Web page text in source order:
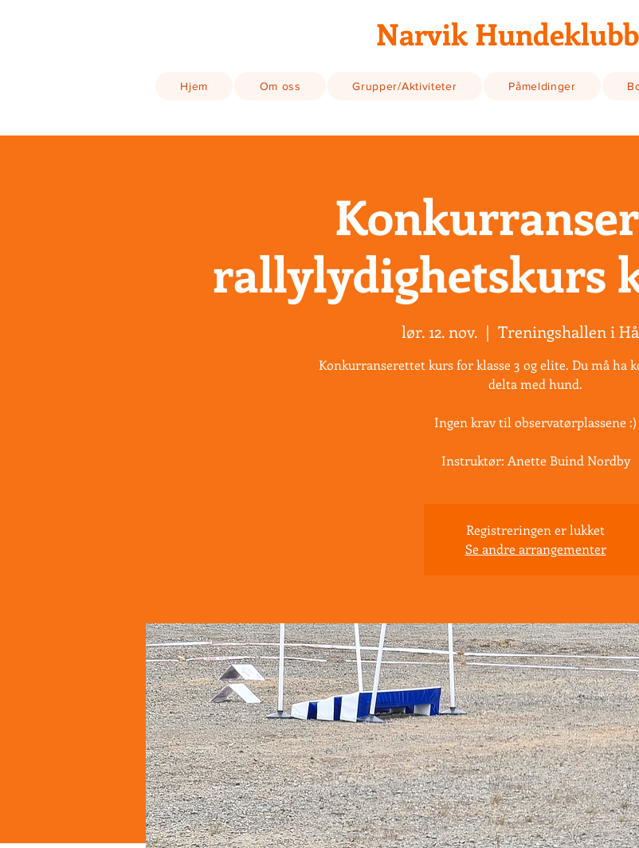
Narvik Hundeklubb
Hjem Om oss Grupper/Aktiviteter Påmeldinger
rallylydighetskurs
lør. 12. nov.
  |
Treningshallen i
Konkurranserettet kurs for klasse 3 og elite. Du må ha
delta med hund.
Ingen krav til observatørplassene :)
Instruktør: Anette Buind Nordby
Registreringen er lukket
Se andre arrangementer